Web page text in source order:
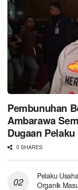
Pembunuhan
Ambarawa
Dugaan
0 SHARES
Pelaku
Organik